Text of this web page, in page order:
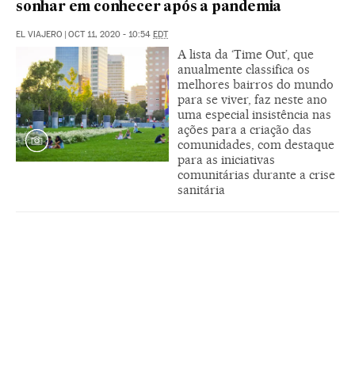
sonhar em conhecer após a pandemia
EL VIAJERO OCT 11, 2020 - 10:54 EDT
A lista da ‘Time Out’, que
anualmente classifica os
melhores bairros do mundo
para se viver, faz neste ano
uma especial insistência nas
ações para a criação das
comunidades, com destaque
para as iniciativas
comunitárias durante a crise
sanitária